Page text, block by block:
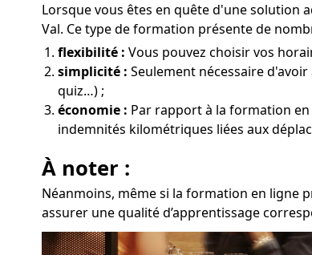
Lorsque vous êtes en quête d'une
Val. Ce type de formation présente de
flexibilité : Vous pouvez choisir vos
simplicité : Seulement nécessaire
quiz…) ;
économie : Par rapport à la formation
indemnités kilométriques liées aux
À noter :
Néanmoins, même si la formation en ligne
assurer une qualité d’apprentissage